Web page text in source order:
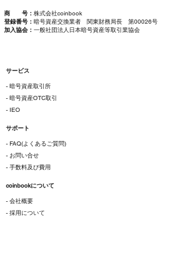
商 号： 株式会社coinbook
登録番号： 暗号資産交換業者 関東財務局長 第00026号
加入協会： 一般社団法人日本暗号資産等取引業協会
サービス
- 暗号資産取引所
- 暗号資産OTC取引
- IEO
サポート
- FAQ(よくあるご質問)
- お問い合せ
- 手数料及び費用
coinbookについて
- 会社概要
- 採用について